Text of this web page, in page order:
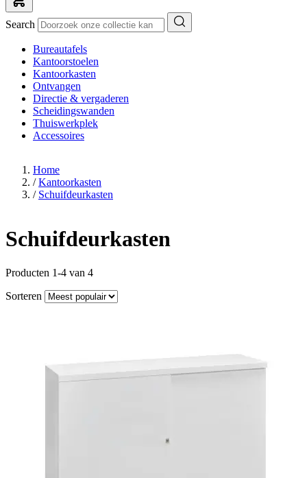
Search
Bureautafels
Kantoorstoelen
Kantoorkasten
Ontvangen
Directie & vergaderen
Scheidingswanden
Thuiswerkplek
Accessoires
Home
/ Kantoorkasten
/ Schuifdeurkasten
Schuifdeurkasten
Producten 1-4 van 4
Sorteren